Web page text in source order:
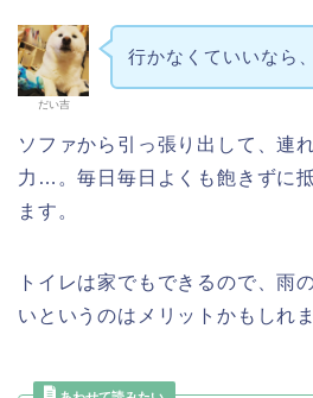
だい吉
行かなくていいなら
ソファから引っ張り出して、連
力…。毎日毎日よくも飽きずに
ます。
トイレは家でもできるので、雨
いというのはメリットかもしれ